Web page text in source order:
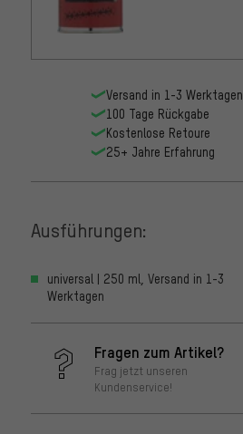
Versand in 1-3 Werktagen
100 Tage Rückgabe
Kostenlose Retoure
25+ Jahre Erfahrung
Ausführungen:
universal | 250 ml, Versand in 1-3
Werktagen
Fragen zum Artikel?
Frag jetzt unseren
Kundenservice!